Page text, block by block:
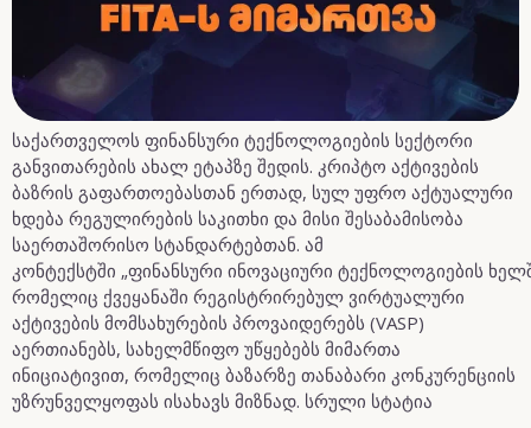
საქართველოს ფინანსური ტექნოლოგიების სექტორი
განვითარების ახალ ეტაპზე შედის. კრიპტო აქტივების
ბაზრის გაფართოებასთან ერთად, სულ უფრო აქტუალური
ხდება რეგულირების საკითხი და მისი შესაბამისობა
საერთაშორისო სტანდარტებთან. ამ
კონტექსტში „ფინანსური ინოვაციური ტექნოლოგიების
რომელიც ქვეყანაში რეგისტრირებულ ვირტუალური
აქტივების მომსახურების პროვაიდერებს (VASP)
აერთიანებს, სახელმწიფო უწყებებს მიმართა
ინიციატივით, რომელიც ბაზარზე თანაბარი კონკურენციის
უზრუნველყოფას ისახავს მიზნად. სრული სტატია